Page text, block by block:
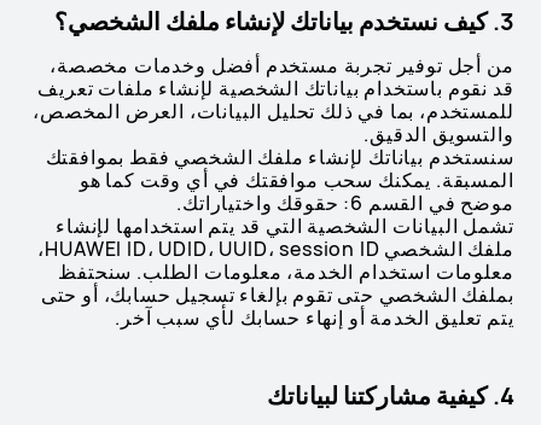
3. كيف نستخدم بياناتك لإنشاء ملفك الشخصي؟
من أجل توفير تجربة مستخدم أفضل وخدمات مخصصة،
قد نقوم باستخدام بياناتك الشخصية لإنشاء ملفات تعريف
للمستخدم، بما في ذلك تحليل البيانات، العرض المخصص،
والتسويق الدقيق.
سنستخدم بياناتك لإنشاء ملفك الشخصي فقط بموافقتك
المسبقة. يمكنك سحب موافقتك في أي وقت كما هو
موضح في القسم 6: حقوقك واختياراتك.
تشمل البيانات الشخصية التي قد يتم استخدامها لإنشاء
ملفك الشخصي HUAWEI ID، UDID، UUID، session ID،
معلومات استخدام الخدمة، معلومات الطلب. سنحتفظ
بملفك الشخصي حتى تقوم بإلغاء تسجيل حسابك، أو حتى
يتم تعليق الخدمة أو إنهاء حسابك لأي سبب آخر.
4. كيفية مشاركتنا لبياناتك